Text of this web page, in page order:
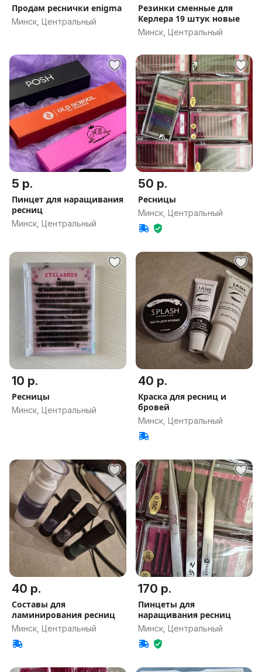
Продам реснички enigma
Минск, Центральный
Резинки сменные для
Керлера 19 штук новые
Минск, Центральный
5 р.
Пинцет для наращивания
ресниц
Минск, Центральный
50 р.
Ресницы
Минск, Центральный
10 р.
Ресницы
Минск, Центральный
40 р.
Краска для ресниц и
бровей
Минск, Центральный
40 р.
Составы для
ламинирования ресниц
Минск, Центральный
170 р.
Пинцеты для
наращивания ресниц
Минск, Центральный